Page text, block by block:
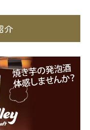
介